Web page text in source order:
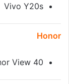
Vivo Y20s
Honor
View 40